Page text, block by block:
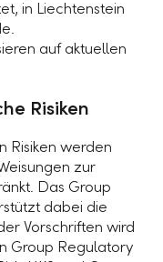
in Liechtenstein
auf aktuellen
Risiken
Risiken werden
zur
Das Group
dabei die
Vorschriften wird
Group Regulatory